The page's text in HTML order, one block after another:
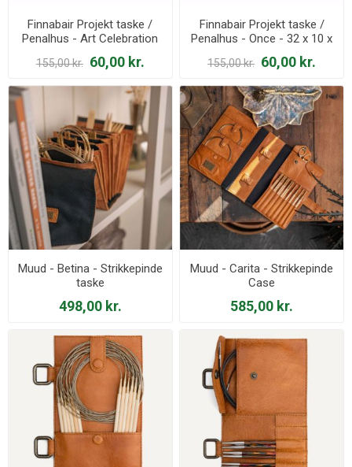
Finnabair Projekt taske /
Penalhus - Art Celebration
155,00 kr. 60,00 kr.
Finnabair Projekt taske /
Penalhus - Once - 32 x 10 x
155,00 kr. 60,00 kr.
Muud - Betina - Strikkepinde
taske
498,00 kr.
Muud - Carita - Strikkepinde
Case
585,00 kr.